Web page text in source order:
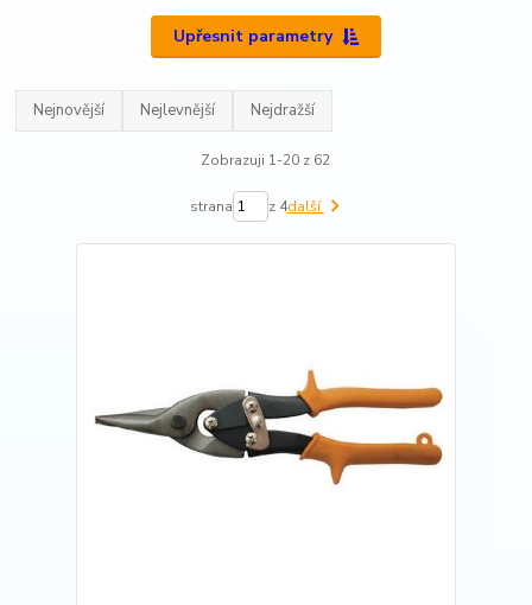
Upřesnit parametry
Nejnovější Nejlevnější Nejdražší
Zobrazuji 1-20 z 62
strana z 4další